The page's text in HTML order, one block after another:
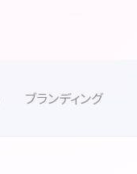
ブランディング